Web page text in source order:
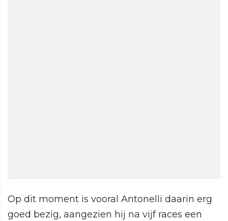
Op dit moment is vooral Antonelli daarin erg
goed bezig, aangezien hij na vijf races een